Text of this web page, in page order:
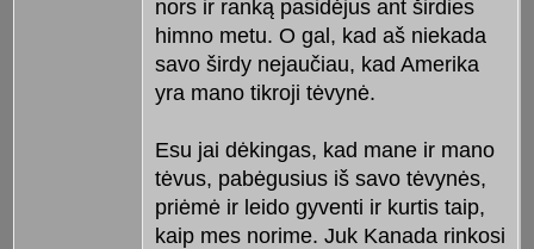
nors ir ranką pasidėjus ant širdies
himno metu. O gal, kad aš niekada
savo širdy nejaučiau, kad Amerika
yra mano tikroji tėvynė.
Esu jai dėkingas, kad mane ir mano
tėvus, pabėgusius iš savo tėvynės,
priėmė ir leido gyventi ir kurtis taip,
kaip mes norime. Juk Kanada rinkosi